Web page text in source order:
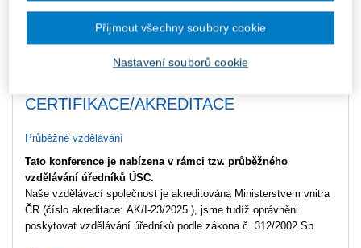
není možné postupně přidávat kolegy a žádat dodatečně slevu.
Časová dotace konference
CERTIFIKACE/AKREDITACE
Průběžné vzdělávání
Tato konference je nabízena v rámci tzv. průběžného
vzdělávání úředníků ÚSC.
Naše vzdělávací společnost je akreditována Ministerstvem vnitra
ČR (číslo akreditace: AK/I-23/2025.), jsme tudíž oprávněni
poskytovat vzdělávání úředníků podle zákona č. 312/2002 Sb.
Nastavení souborů cookie
Přijmout všechny soubory cookie